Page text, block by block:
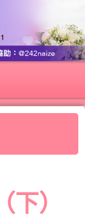
）